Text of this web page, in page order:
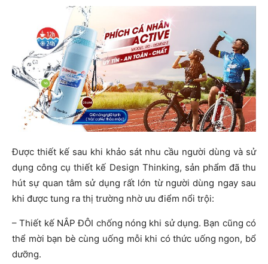
Được thiết kế sau khi khảo sát nhu cầu người dùng và sử
dụng công cụ thiết kế Design Thinking, sản phẩm đã thu
hút sự quan tâm sử dụng rất lớn từ người dùng ngay sau
khi được tung ra thị trường nhờ ưu điểm nổi trội:
– Thiết kế NẮP ĐÔI chống nóng khi sử dụng. Bạn cũng có
thể mời bạn bè cùng uống mỗi khi có thức uống ngon, bổ
dưỡng.